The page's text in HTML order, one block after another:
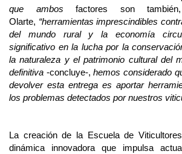
que ambos factores son
Olarte, “herramientas imprescindibles
del mundo rural y la economía
significativo en la lucha por la
la naturaleza y el patrimonio cultural del
definitiva -concluye-,hemos considerado
devolver esta entrega es aportar
los problemas detectados por nuestros
La creación de la Escuela de
dinámica innovadora que impulsa